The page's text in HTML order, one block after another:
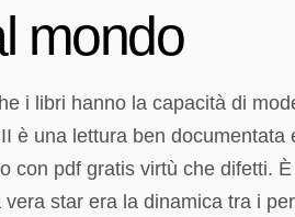
mondo
i libri hanno la capacità di
è una lettura ben
pdf gratis virtù che difetti.
star era la dinamica tra i